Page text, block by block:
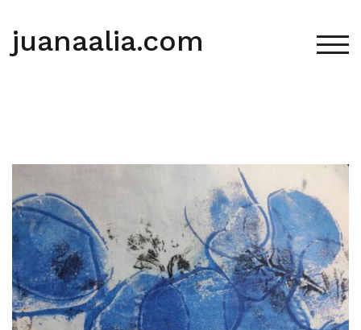
contenido
juanaalia.com